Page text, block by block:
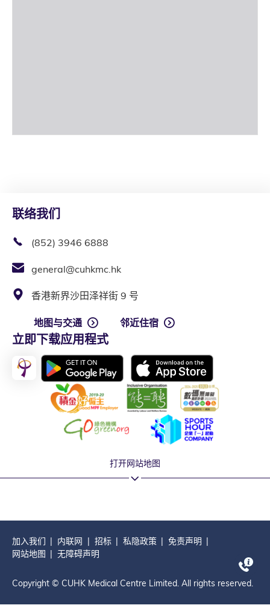
联络我们
(852) 3946 6888
general@cuhkmc.hk
香港新界沙田泽祥街 9 号
地图与交通 邻近住宿
立即下载应用程式
打开网站地图
加入我们 内联网 招标 私隐政策
免责声明
网站地图
无障碍声明
Copyright © CUHK Medical Centre Limited. All rights reserved.